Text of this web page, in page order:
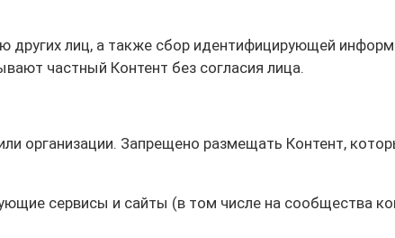
лиц, а также сбор идентифицирующей
частный Контент без согласия лица.
организации. Запрещено размещать Контент,
сервисы и сайты (в том числе на сообщества